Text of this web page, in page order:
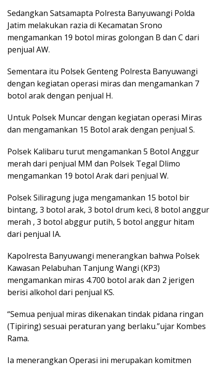
Sedangkan Satsamapta Polresta Banyuwangi Polda
Jatim melakukan razia di Kecamatan Srono
mengamankan 19 botol miras golongan B dan C dari
penjual AW.
Sementara itu Polsek Genteng Polresta Banyuwangi
dengan kegiatan operasi miras dan mengamankan 7
botol arak dengan penjual H.
Untuk Polsek Muncar dengan kegiatan operasi Miras
dan mengamankan 15 Botol arak dengan penjual S.
Polsek Kalibaru turut mengamankan 5 Botol Anggur
merah dari penjual MM dan Polsek Tegal Dlimo
mengamankan 19 botol Arak dari penjual W.
Polsek Siliragung juga mengamankan 15 botol bir
bintang, 3 botol arak, 3 botol drum keci, 8 botol anggur
merah , 3 botol abggur putih, 5 botol anggur hitam
dari penjual IA.
Kapolresta Banyuwangi menerangkan bahwa Polsek
Kawasan Pelabuhan Tanjung Wangi (KP3)
mengamankan miras 4.700 botol arak dan 2 jerigen
berisi alkohol dari penjual KS.
“Semua penjual miras dikenakan tindak pidana ringan
(Tipiring) sesuai peraturan yang berlaku.”ujar Kombes
Rama.
Ia menerangkan Operasi ini merupakan komitmen